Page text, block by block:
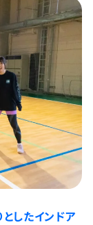
したインドア